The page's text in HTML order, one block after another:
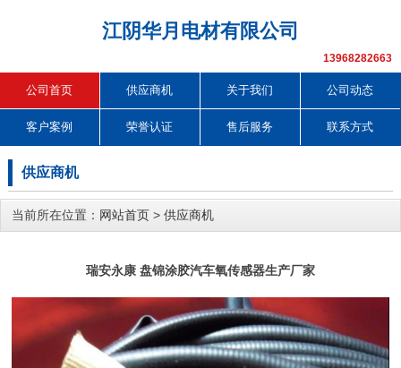
江阴华月电材有限公司
13968282663
公司首页 供应商机 关于我们 公司动态
客户案例 荣誉认证 售后服务 联系方式
供应商机
当前所在位置： 网站首页 > 供应商机
瑞安永康 盘锦涂胶汽车氧传感器生产厂家